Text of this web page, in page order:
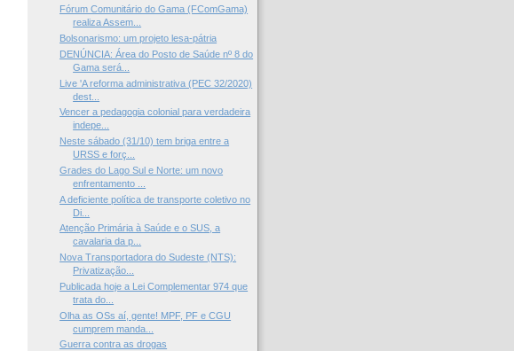
Fórum Comunitário do Gama (FComGama)
realiza Assem...
Bolsonarismo: um projeto lesa-pátria
DENÚNCIA: Área do Posto de Saúde nº 8 do
Gama será...
Live 'A reforma administrativa (PEC 32/2020)
dest...
Vencer a pedagogia colonial para verdadeira
indepe...
Neste sábado (31/10) tem briga entre a
URSS e forç...
Grades do Lago Sul e Norte: um novo
enfrentamento ...
A deficiente política de transporte coletivo no
Di...
Atenção Primária à Saúde e o SUS, a
cavalaria da p...
Nova Transportadora do Sudeste (NTS):
Privatização...
Publicada hoje a Lei Complementar 974 que
trata do...
Olha as OSs aí, gente! MPF, PF e CGU
cumprem manda...
Guerra contra as drogas